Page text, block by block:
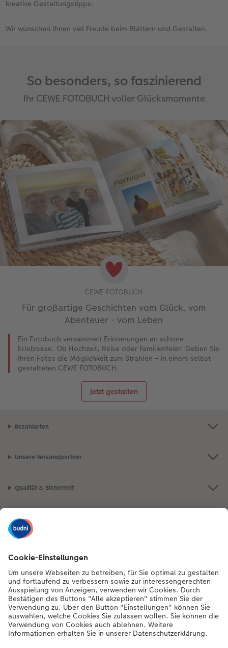
kreative Gestaltungstipps.
Wir wünschen Ihnen viel Freude beim Blättern und Gestalten.
So besonders, so faszinierend
Ihr CEWE FOTOBUCH voller Glücksmomente
CEWE FOTOBUCH
Für großartige Geschichten vom Glück, vom
Abenteuer - vom Leben
Ein Fotobuch versammelt Erinnerungen an schöne
Erlebnisse. Ob Hochzeit, Reise oder Familienfeier: Geben Sie
Ihren Fotos die Möglichkeit zum Strahlen – in einem selbst
gestalteten CEWE FOTOBUCH.
Jetzt gestalten
Bezahlarten
Unsere Versandpartner
Qualität & Sicherheit
Nachhaltigkeit bei CEWE
Informationen
Sortiment